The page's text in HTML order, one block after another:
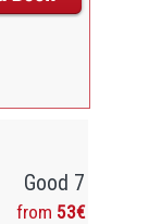
Good 7
from 53€